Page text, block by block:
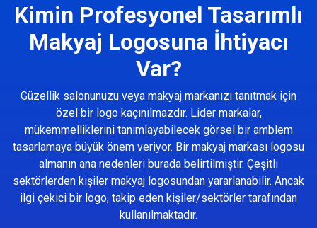
Kimin Profesyonel Tasarımlı
Makyaj Logosuna İhtiyacı
Var?
Güzellik salonunuzu veya makyaj markanızı tanıtmak için
özel bir logo kaçınılmazdır. Lider markalar,
mükemmelliklerini tanımlayabilecek görsel bir amblem
tasarlamaya büyük önem veriyor. Bir makyaj markası logosu
almanın ana nedenleri burada belirtilmiştir. Çeşitli
sektörlerden kişiler makyaj logosundan yararlanabilir. Ancak
ilgi çekici bir logo, takip eden kişiler/sektörler tarafından
kullanılmaktadır.